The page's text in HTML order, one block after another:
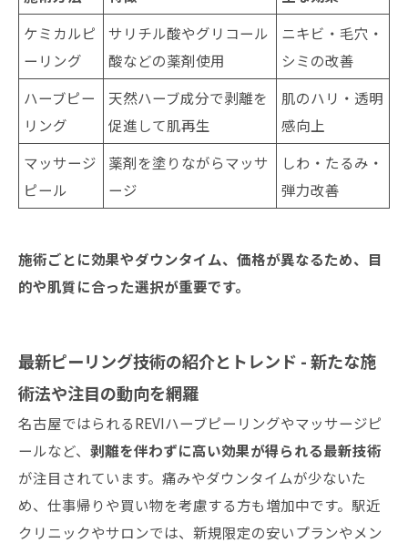
ケミカルピ
ーリング
サリチル酸やグリコール
酸などの薬剤使用
ニキビ・毛穴・
シミの改善
ハーブピー
リング
天然ハーブ成分で剥離を
促進して肌再生
肌のハリ・透明
感向上
マッサージ
ピール
薬剤を塗りながらマッサ
ージ
しわ・たるみ・
弾力改善
施術ごとに効果やダウンタイム、価格が異なるため、目
的や肌質に合った選択が重要です。
最新ピーリング技術の紹介とトレンド - 新たな施
術法や注目の動向を網羅
名古屋ではられるREVIハーブピーリングやマッサージピ
ールなど、 剥離を伴わずに高い効果が得られる最新技術
が注目されています。痛みやダウンタイムが少ないた
め、仕事帰りや買い物を考慮する方も増加中です。駅近
クリニックやサロンでは、新規限定の安いプランやメン